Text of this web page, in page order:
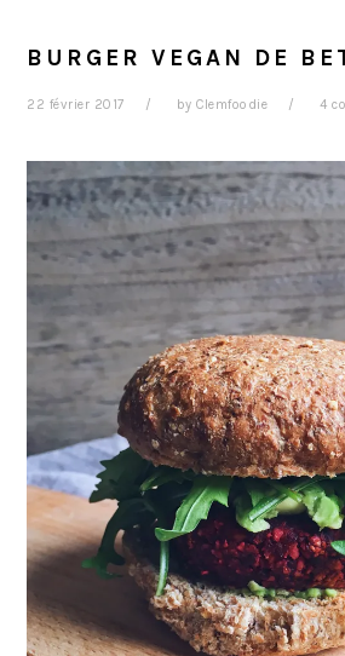
BURGER VEGAN DE
22 février 2017 byClemfoodie 4